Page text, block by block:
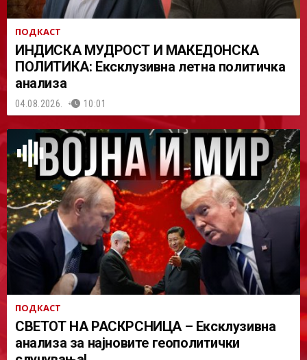
ПОДКАСТ
ИНДИСКА МУДРОСТ И МАКЕДОНСКА
ПОЛИТИКА: Ексклузивна летна политичка
анализа
04.08.2026. 10:01
ПОДКАСТ
СВЕТОТ НА РАСКРСНИЦА – Ексклузивна
анализа за најновите геополитички